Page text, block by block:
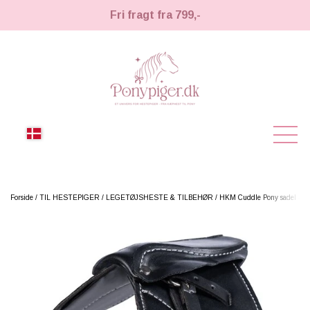
Fri fragt fra 799,-
NYHEDER
KÆPHESTE
STRIGLER & TILBEHØR
LEMIEUX TOY PONY
TIL HESTEPIGER
Forside TIL HESTEPIGER LEGETØJSHESTE & TILBEHØR HKM Cuddle Pony sadel -